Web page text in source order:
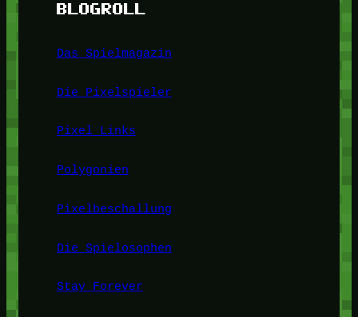
BLOGROLL
Das Spielmagazin
Die Pixelspieler
Pixel Links
Polygonien
Pixelbeschallung
Die Spielosophen
Stay Forever